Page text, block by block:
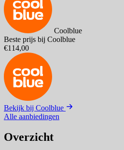
Coolblue
Beste prijs bij Coolblue
€114,00
Bekijk bij Coolblue
Alle aanbiedingen
Overzicht